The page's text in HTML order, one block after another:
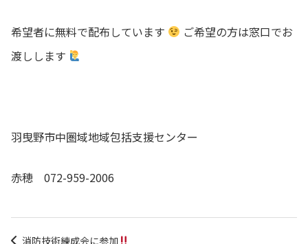
希望者に無料で配布しています
ご希望の方は窓口でお
渡しします
羽曳野市中圏域地域包括支援センター
赤穂 072-959-2006
消防技術練成会に参加